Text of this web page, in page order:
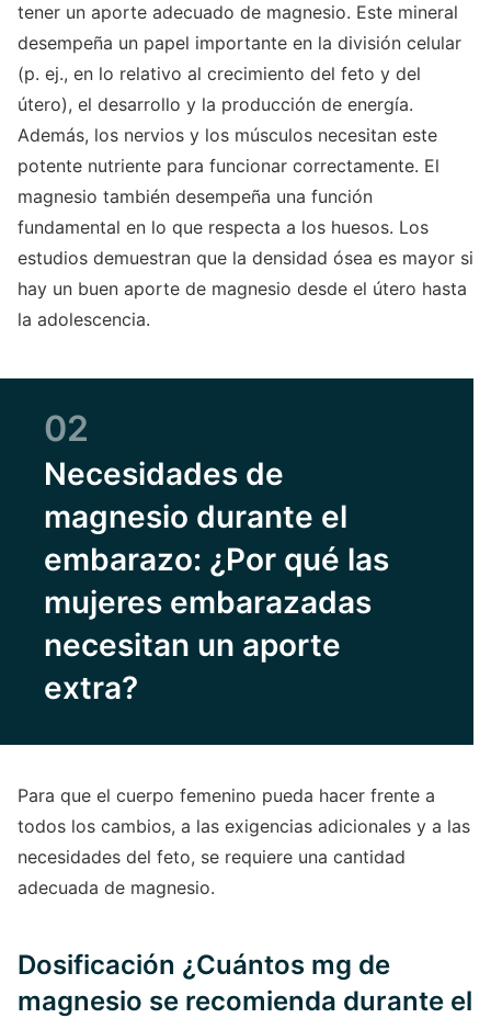
tener un aporte adecuado de magnesio. Este mineral
desempeña un papel importante en la división celular
(p. ej., en lo relativo al crecimiento del feto y del
útero), el desarrollo y la producción de energía.
Además, los nervios y los músculos necesitan este
potente nutriente para funcionar correctamente. El
magnesio también desempeña una función
fundamental en lo que respecta a los huesos. Los
estudios demuestran que la densidad ósea es mayor si
hay un buen aporte de magnesio desde el útero hasta
la adolescencia.
02
Necesidades de
magnesio durante el
embarazo: ¿Por qué las
mujeres embarazadas
necesitan un aporte
extra?
Para que el cuerpo femenino pueda hacer frente a
todos los cambios, a las exigencias adicionales y a las
necesidades del feto, se requiere una cantidad
adecuada de magnesio.
Dosificación ¿Cuántos mg de
magnesio se recomienda durante el